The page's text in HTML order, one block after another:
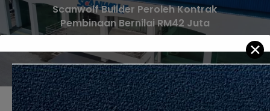
Scanwolf Builder Peroleh Kontrak
Pembinaan Bernilai RM42 Juta
✕